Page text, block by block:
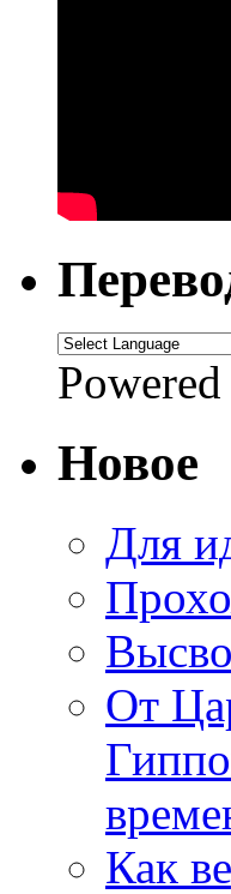
Новое
Для
От
Как